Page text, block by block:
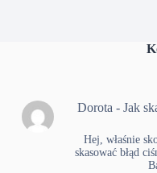
Dorota -Jak
Hej, właśnie
skasować błąd